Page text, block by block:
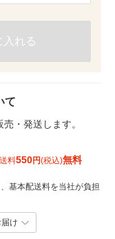
入れる
て
売・発送します。
料550円(税込)無料
基本配送料を当社が負担
け